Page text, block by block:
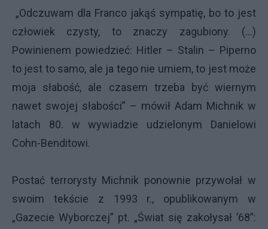
„Odczuwam dla Franco jakąś sympatię, bo to jest
człowiek czysty, to znaczy zagubiony. (…)
Powinienem powiedzieć: Hitler – Stalin – Piperno
to jest to samo, ale ja tego nie umiem, to jest może
moja słabość, ale czasem trzeba być wiernym
nawet swojej słabości” – mówił Adam Michnik w
latach 80. w wywiadzie udzielonym Danielowi
Cohn-Benditowi.
Postać terrorysty Michnik ponownie przywołał w
swoim tekście z 1993 r., opublikowanym w
„Gazecie Wyborczej” pt. „Świat się zakołysał ’68”: